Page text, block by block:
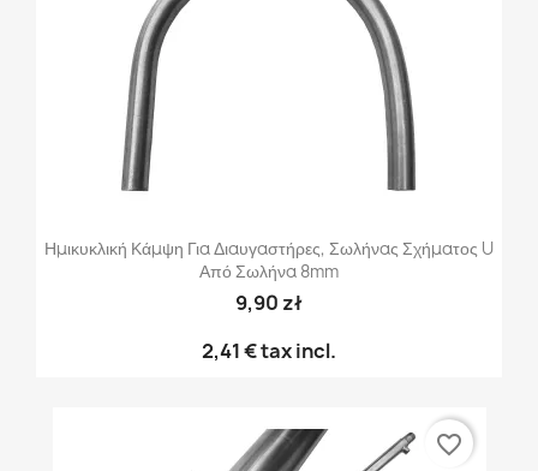
Ημικυκλική Κάμψη Για Διαυγαστήρες, Σωλήνας Σχήματος U
Από Σωλήνα 8mm
9,90 zł
2,41 €tax incl.
favorite_border